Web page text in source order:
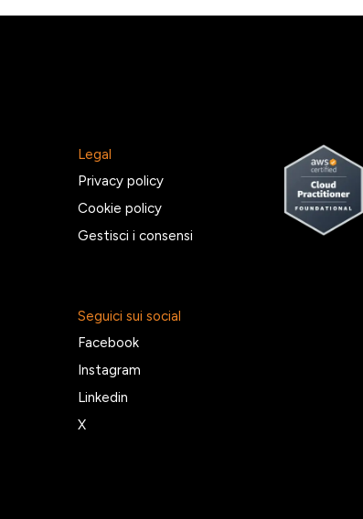
Legal
Privacy policy
Cookie policy
Gestisci i consensi
Seguici sui social
Facebook
Instagram
Linkedin
X